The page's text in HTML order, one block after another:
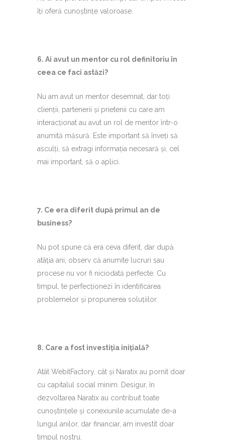
îți oferă cunoștințe valoroase.
6.⁠ ⁠Ai avut un mentor cu rol definitoriu în
ceea ce faci astăzi?
Nu am avut un mentor desemnat, dar toți
clienții, partenerii și prietenii cu care am
interacționat au avut un rol de mentor într-o
anumită măsură. Este important să înveți să
asculți, să extragi informația necesară și, cel
mai important, să o aplici.
7.⁠ ⁠Ce era diferit după primul an de
business?
Nu pot spune că era ceva diferit, dar după
atâția ani, observ că anumite lucruri sau
procese nu vor fi niciodată perfecte. Cu
timpul, te perfecționezi în identificarea
problemelor și propunerea soluțiilor.
8.⁠ ⁠Care a fost investiția inițială?
Atât WebitFactory, cât și Naratix au pornit doar
cu capitalul social minim. Desigur, în
dezvoltarea Naratix au contribuit toate
cunoștințele și conexiunile acumulate de-a
lungul anilor, dar financiar, am investit doar
timpul nostru.